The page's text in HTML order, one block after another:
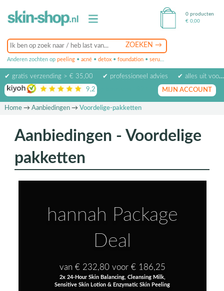
Anderen zochten op peeling • acné • detox • foundation • serum
0 producten
€ 0,00
✔ gratis verzending > € 35,00 ✔ professioneel advies
✔ alles uit voorraad leverbaar
9,2 op basis van beoordelingen
MIJN ACCOUNT
Home→ Aanbiedingen→ Voordelige-pakketten
Aanbiedingen - Voordelige
pakketten
hannah Package
Deal
van € 232,80 voor € 186,25
2x 24-Hour Skin Balancing, Cleansing Milk,
Sensitive Skin Lotion & Enzymatic Skin Peeling